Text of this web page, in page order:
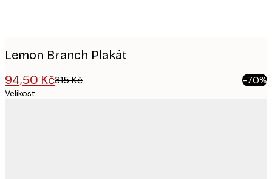
Lemon Branch Plakát
94,50 Kč315 Kč -70%
Velikost